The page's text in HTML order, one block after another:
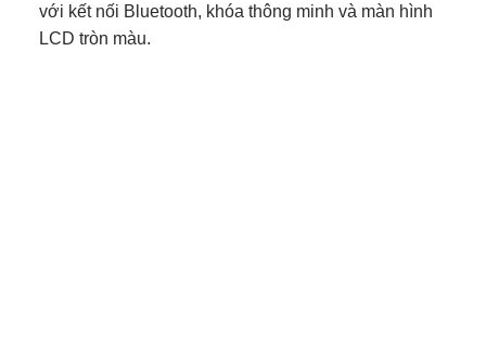
với kết nối Bluetooth, khóa thông minh và màn hình
LCD tròn màu.